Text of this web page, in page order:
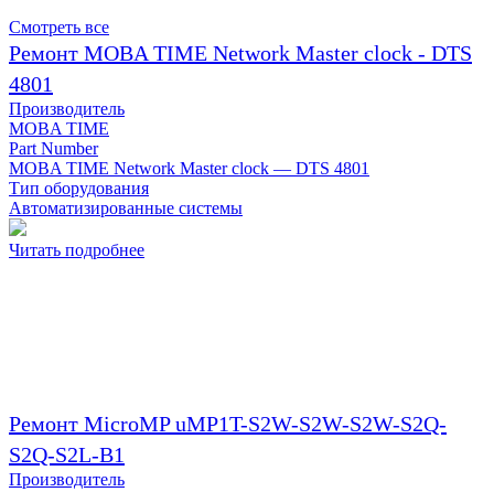
Смотреть все
Ремонт MOBA TIME Network Master clock - DTS
4801
Производитель
MOBA TIME
Part Number
MOBA TIME Network Master clock — DTS 4801
Тип оборудования
Автоматизированные системы
Читать подробнее
Ремонт MicroMP uMP1T-S2W-S2W-S2W-S2Q-
S2Q-S2L-B1
Производитель